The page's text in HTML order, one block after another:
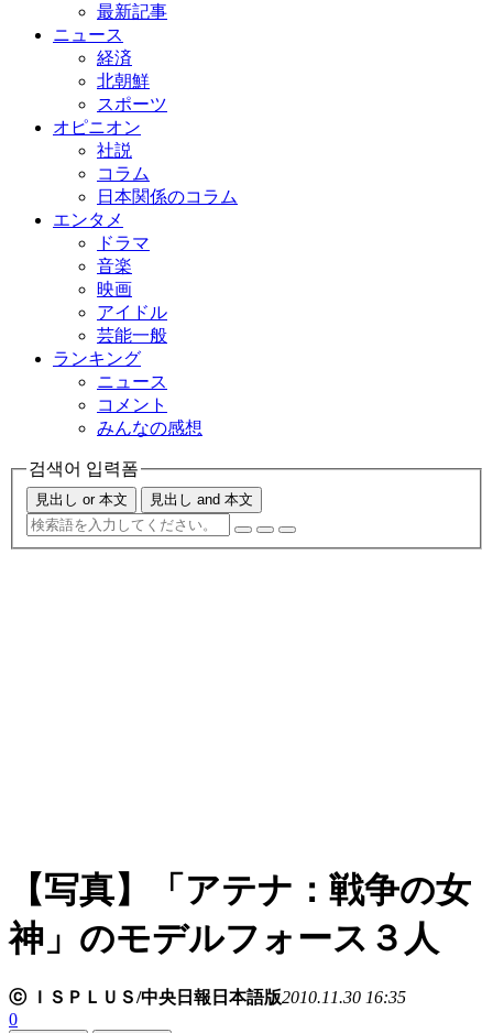
最新記事
ニュース
経済
北朝鮮
スポーツ
オピニオン
社説
コラム
日本関係のコラム
エンタメ
ドラマ
音楽
映画
アイドル
芸能一般
ランキング
ニュース
コメント
みんなの感想
검색어 입력폼
見出し or 本文 見出し and 本文
【写真】「アテナ：戦争の女
神」のモデルフォース３人
ⓒ ＩＳＰＬＵＳ/中央日報日本語版2010.11.30 16:35
0